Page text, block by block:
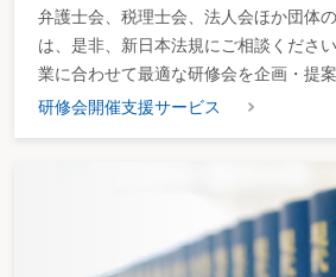
弁護士会、税理士会、法人会ほか団体
は、是非、新日本法規にご相談くださ
業に合わせて最適な研修会を企画・提案
研修会開催支援サービス